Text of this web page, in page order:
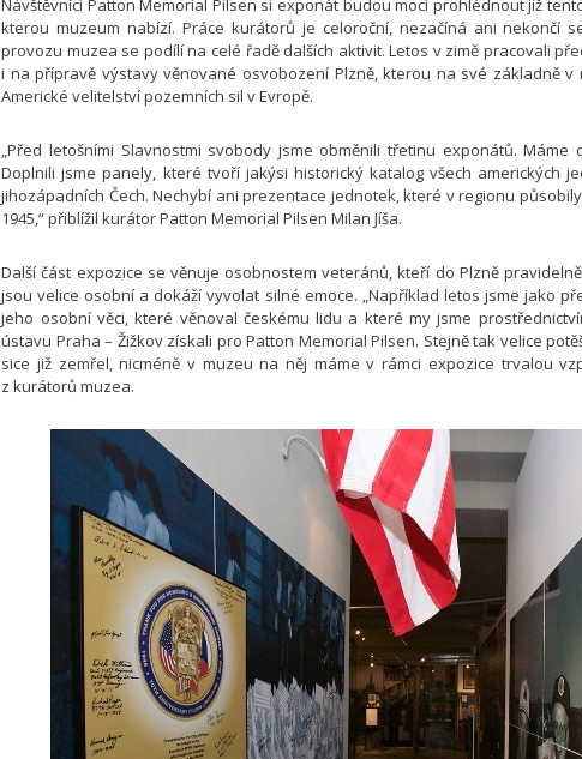
Návštěvníci Patton Memorial Pilsen si exponát budou moci prohlédnout již
kterou muzeum nabízí. Práce kurátorů je celoroční, nezačíná ani nekončí
provozu muzea se podílí na celé řadě dalších aktivit. Letos v zimě pracovali
i na přípravě výstavy věnované osvobození Plzně, kterou na své základně v
Americké velitelství pozemních sil v Evropě.
„Před letošními Slavnostmi svobody jsme obměnili třetinu exponátů.
Doplnili jsme panely, které tvoří jakýsi historický katalog všech amerických
jihozápadních Čech. Nechybí ani prezentace jednotek, které v regionu
1945,“ přiblížil kurátor Patton Memorial Pilsen Milan Jíša.
Další část expozice se věnuje osobnostem veteránů, kteří do Plzně
jsou velice osobní a dokáží vyvolat silné emoce. „Například letos jsme jako
jeho osobní věci, které věnoval českému lidu a které my jsme
ústavu Praha – Žižkov získali pro Patton Memorial Pilsen. Stejně tak velice
sice již zemřel, nicméně v muzeu na něj máme v rámci expozice trvalou
z kurátorů muzea.